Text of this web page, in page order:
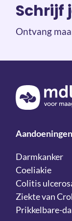
Schrijf
Ontvang
Terug naar de
Aandoeningen
Darmkanker
Coeliakie
Colitis
Ziekte van
Prikkelbare-